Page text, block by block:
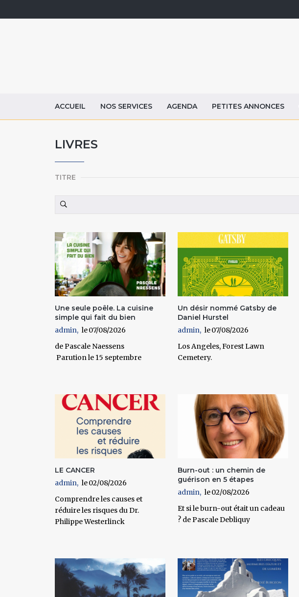
ACCUEIL NOS SERVICES AGENDA PETITES ANNONCES
LIVRES
TITRE
Une seule poêle. La cuisine
simple qui fait du bien
admin
07/08/2026
de Pascale Naessens
Parution le 15 septembre
Un désir nommé Gatsby de
Daniel Hurstel
admin
07/08/2026
Los Angeles, Forest Lawn
Cemetery.
LE CANCER
admin
02/08/2026
Comprendre les causes et
réduire les risques du Dr.
Philippe Westerlinck
Burn-out : un chemin de
guérison en 5 étapes
admin
02/08/2026
Et si le burn-out était un cadeau
? de Pascale Debliquy
Pages